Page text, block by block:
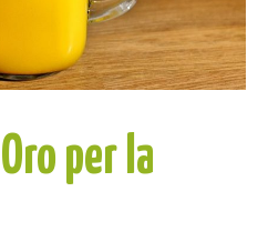
per la